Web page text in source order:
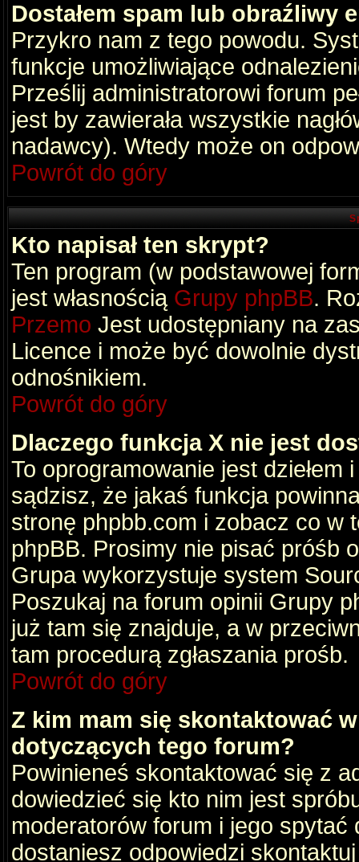
Dostałem spam lub obraźliwy
Przykro nam z tego powodu.
funkcje umożliwiające
Prześlij administratorowi forum
jest by zawierała wszystkie
nadawcy). Wtedy może on
Powrót do góry
Kto napisał ten skrypt?
Ten program (w podstawowej
jest własnością Grupy phpBB.
Przemo Jest udostępniany na
Licence i może być dowolnie
odnośnikiem.
Powrót do góry
Dlaczego funkcja X nie jest
To oprogramowanie jest dziełem
sądzisz, że jakaś funkcja
stronę phpbb.com i zobacz co w
phpBB. Prosimy nie pisać próśb
Grupa wykorzystuje system
Poszukaj na forum opinii Grupy
już tam się znajduje, a w
tam procedurą zgłaszania prośb.
Powrót do góry
Z kim mam się skontaktować
dotyczących tego forum?
Powinieneś skontaktować się z
dowiedzieć się kto nim jest
moderatorów forum i jego
dostaniesz odpowiedzi